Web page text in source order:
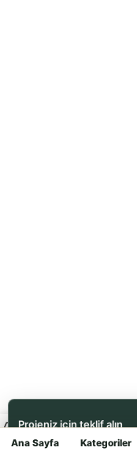
Ana Sayfa Kategoriler
Projeniz için teklif alın